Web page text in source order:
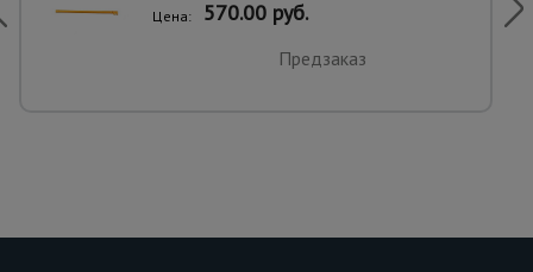
Цена: 570.00 руб.
Предзаказ